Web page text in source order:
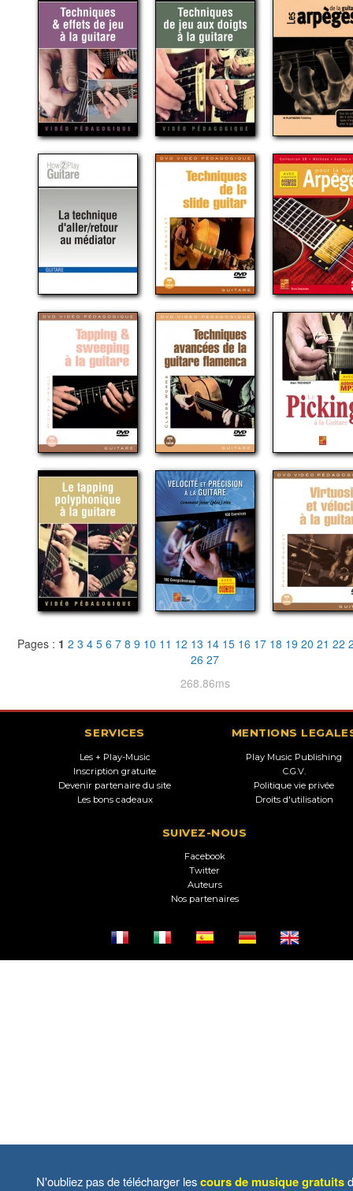
Pages : 1 2 3 4 5 6 7 8 9 10 11 12 13 14 15 16 17 18 19 20 21 22
26 27
268.86ms
SERVICES
Les + Play-Music
Inscription gratuite
Devenir partenaire du site
Les bons cadeaux
MENTIONS
Play Music Publishing
C.G.V.
Politique vie privée
Droits d'utilisation
SUIVEZ-NOUS
Facebook
Twitter
Auteurs
Nos partenaires
N'oubliez pas de télécharger lescours de musique gratuits